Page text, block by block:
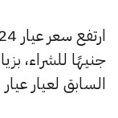
السابق لعيار عيار 24.